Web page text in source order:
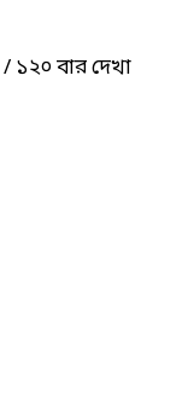
/ ১২০ বার দেখা